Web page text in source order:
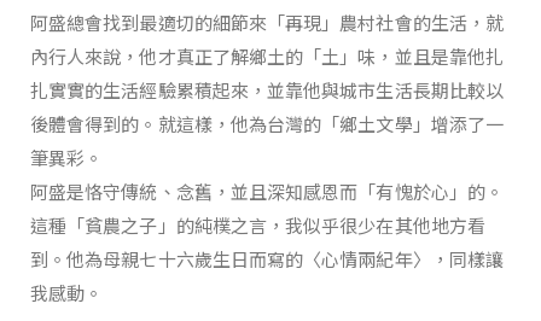
阿盛總會找到最適切的細節來「再現」農村社會的生活，就
內行人來說，他才真正了解鄉土的「土」味，並且是靠他扎
扎實實的生活經驗累積起來，並靠他與城市生活長期比較以
後體會得到的。就這樣，他為台灣的「鄉土文學」增添了一
筆異彩。
阿盛是恪守傳統、念舊，並且深知感恩而「有愧於心」的。
這種「貧農之子」的純樸之言，我似乎很少在其他地方看
到。他為母親七十六歲生日而寫的〈心情兩紀年〉，同樣讓
我感動。